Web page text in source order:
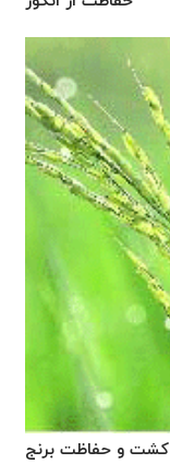
کشت و حفاظت برنج